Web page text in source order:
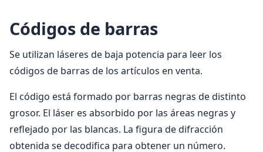
Códigos de barras
Se utilizan láseres de baja potencia para leer los
códigos de barras de los artículos en venta.
El código está formado por barras negras de distinto
grosor. El láser es absorbido por las áreas negras y
reflejado por las blancas. La figura de difracción
obtenida se decodifica para obtener un número.